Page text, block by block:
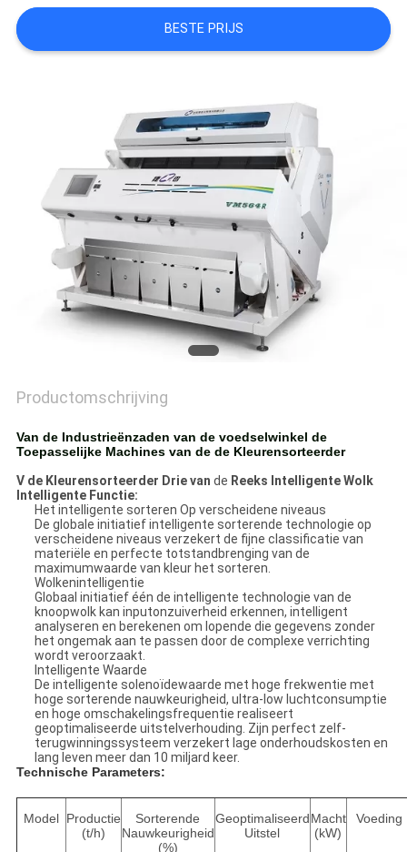
POLICY
BESTE PRIJS
Productomschrijving
Van de Industrieënzaden van de voedselwinkel de
Toepasselijke Machines van de de Kleurensorteerder
V de Kleurensorteerder Drie van de Reeks Intelligente Wolk
Intelligente Functie:
Het intelligente sorteren Op verscheidene niveaus
De globale initiatief intelligente sorterende technologie op
verscheidene niveaus verzekert de fijne classificatie van
materiële en perfecte totstandbrenging van de
maximumwaarde van kleur het sorteren.
Wolkenintelligentie
Globaal initiatief één de intelligente technologie van de
knoopwolk kan inputonzuiverheid erkennen, intelligent
analyseren en berekenen om lopende die gegevens zonder
het ongemak aan te passen door de complexe verrichting
wordt veroorzaakt.
Intelligente Waarde
De intelligente solenoïdewaarde met hoge frekwentie met
hoge sorterende nauwkeurigheid, ultra-low luchtconsumptie
en hoge omschakelingsfrequentie realiseert
geoptimaliseerde uitstelverhouding. Zijn perfect zelf-
terugwinningssysteem verzekert lage onderhoudskosten en
lang leven meer dan 10 miljard keer.
Technische Parameters:
Model Productie
(t/h)
Sorterende
Nauwkeurigheid
(%)
Geoptimaliseerd
Uitstel
Macht
(kW)
Voeding